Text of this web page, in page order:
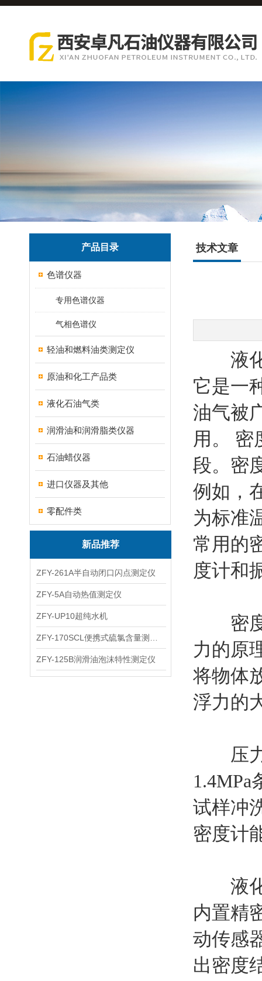
产品目录
色谱仪器
专用色谱仪器
气相色谱仪
轻油和燃料油类测定仪
原油和化工产品类
液化石油气类
润滑油和润滑脂类仪器
石油蜡仪器
进口仪器及其他
零配件类
新品推荐
ZFY-261A半自动闭口闪点测定仪
ZFY-5A自动热值测定仪
ZFY-UP10超纯水机
ZFY-125B润滑油泡沫特性测定仪
技术文章
液化
它是一
油气被
用。 密
段。密
例如，
为标准
常用的
度计和
密度
力的原
将物体
浮力的
压力
试样冲
密度计
液化
内置精
动传感
出密度